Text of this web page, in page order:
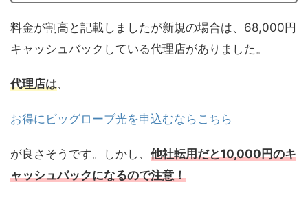
料金が割高と記載しましたが新規の場合は、68,000円
キャッシュバックしている代理店がありました。
代理店は、
お得にビッグローブ光を申込むならこちら
が良さそうです。しかし、 他社転用だと10,000円のキ
ャッシュバックになるので注意！